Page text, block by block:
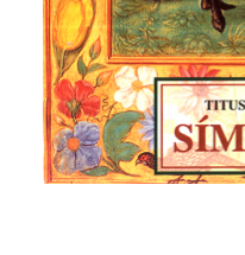
LOGIN / REGISTER
CART